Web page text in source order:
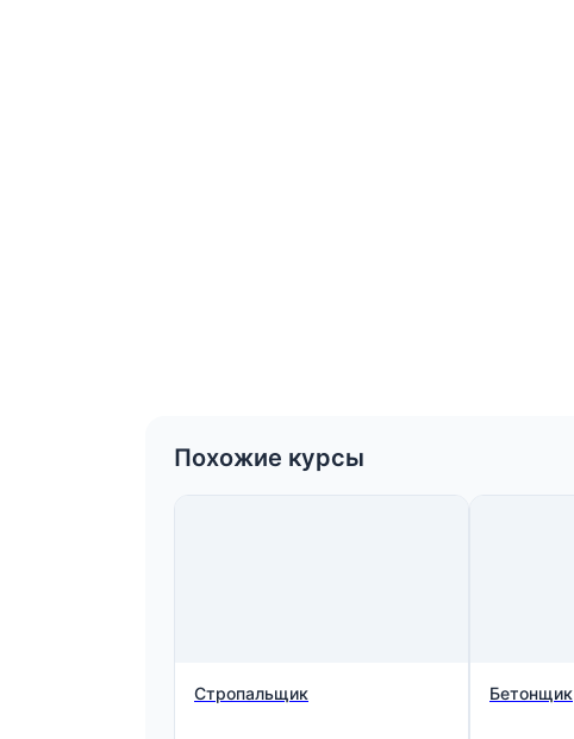
Похожие курсы
Стропальщик Бетонщик